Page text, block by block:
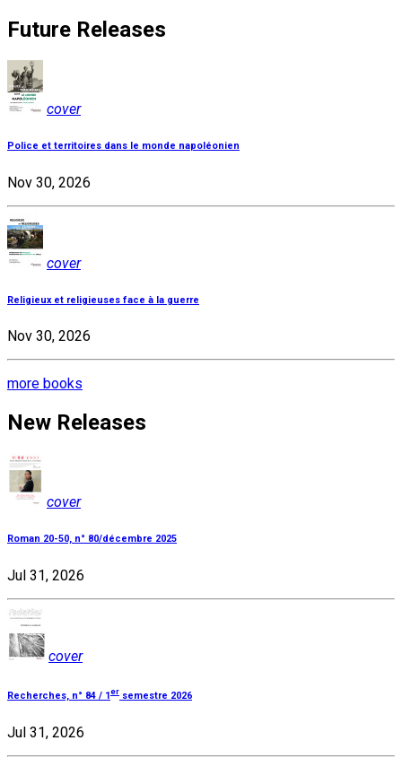
Future Releases
cover
Police et territoires dans le monde napoléonien
Nov 30, 2026
cover
Religieux et religieuses face à la guerre
Nov 30, 2026
more books
New Releases
cover
Roman 20-50, n° 80/décembre 2025
Jul 31, 2026
cover
Recherches, n° 84 / 1er semestre 2026
Jul 31, 2026